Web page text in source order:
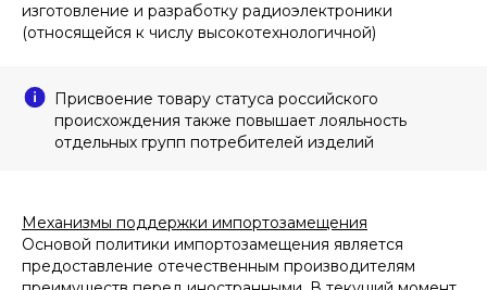
изготовление и разработку радиоэлектроники
(относящейся к числу высокотехнологичной)
Присвоение товару статуса российского
происхождения также повышает лояльность
отдельных групп потребителей изделий
Механизмы поддержки импортозамещения
Основой политики импортозамещения является
предоставление отечественным производителям